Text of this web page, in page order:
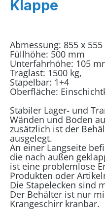
Klappe
Abmessung: 855 x
Füllhöhe: 500 mm
Unterfahrhöhe: 105
Traglast: 1500 kg,
Stapelbar: 1+4
Oberfläche:
Stabiler Lager- und
Wänden und Boden
zusätzlich ist der
ausgelegt.
An einer Langseite
die nach außen
ist eine problemlose
Produkten oder
Die Stapelecken sind
Der Behälter ist nur
Krangeschirr kranbar.